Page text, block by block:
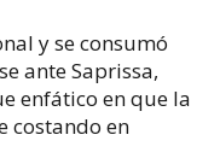
y se consumó
ante Saprissa,
enfático en que la
costando en